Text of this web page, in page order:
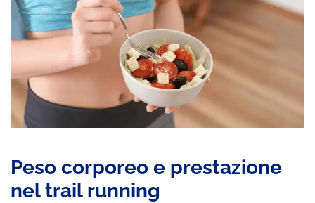
Peso corporeo e prestazione
nel trail running